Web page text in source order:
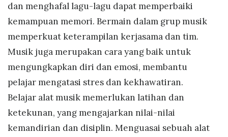
dan menghafal lagu-lagu dapat memperbaiki
kemampuan memori. Bermain dalam grup musik
memperkuat keterampilan kerjasama dan tim.
Musik juga merupakan cara yang baik untuk
mengungkapkan diri dan emosi, membantu
pelajar mengatasi stres dan kekhawatiran.
Belajar alat musik memerlukan latihan dan
ketekunan, yang mengajarkan nilai-nilai
kemandirian dan disiplin. Menguasai sebuah alat